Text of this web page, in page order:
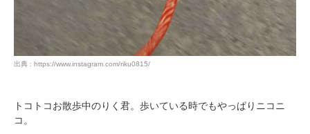
出典 : https://www.instagram.com/riku0815/
トコトコお散歩中のりく君。歩いている時でもやっぱりニコニ
コ。